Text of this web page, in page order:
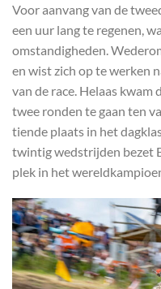
Voor aanvang van de
een uur lang te regenen,
omstandigheden.
en wist zich op te werken
van de race. Helaas kwam
twee ronden te gaan ten
tiende plaats in het
twintig wedstrijden bezet
plek in het